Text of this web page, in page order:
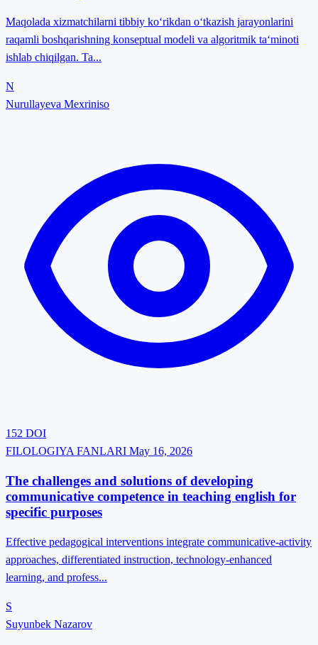
Maqolada xizmatchilarni tibbiy koʻrikdan oʻtkazish jarayonlarini
raqamli boshqarishning konseptual modeli va algoritmik taʻminoti
ishlab chiqilgan. Ta...
N
Nurullayeva Mexriniso
152 DOI
FILOLOGIYA FANLARI May 16, 2026
The challenges and solutions of developing
communicative competence in teaching english for
specific purposes
Effective pedagogical interventions integrate communicative-activity
approaches, differentiated instruction, technology-enhanced
learning, and profess...
S
Suyunbek Nazarov